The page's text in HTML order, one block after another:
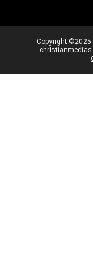
Copyright ©2025